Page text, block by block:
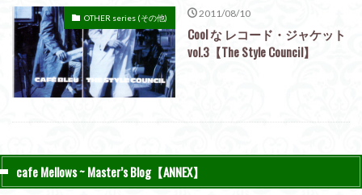
OTHER series (その他) 2011/08/10
Cool な レコード・ジャケット
vol.3【The Style Council】
cafe Mellows ~ Master’s Blog【ANNEX】